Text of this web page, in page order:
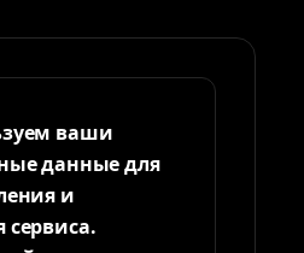
ваши
данные для
и